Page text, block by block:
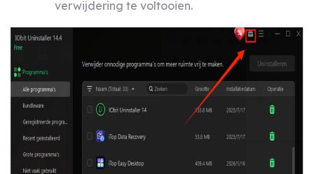
verwijdering te voltooien.